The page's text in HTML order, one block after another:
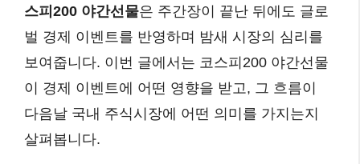
스피200 야간선물은 주간장이 끝난 뒤에도 글로
벌 경제 이벤트를 반영하며 밤새 시장의 심리를
보여줍니다. 이번 글에서는 코스피200 야간선물
이 경제 이벤트에 어떤 영향을 받고, 그 흐름이
다음날 국내 주식시장에 어떤 의미를 가지는지
살펴봅니다.